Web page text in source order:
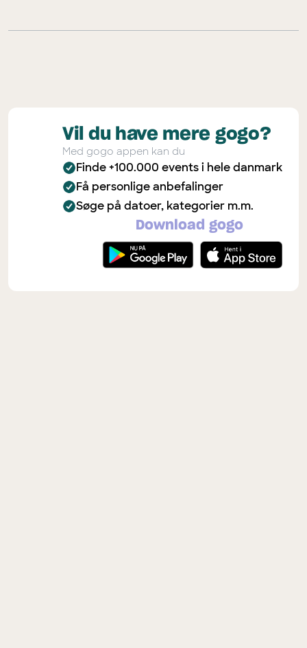
Vil du have mere gogo?
Med gogo appen kan du
Finde +100.000 events i hele danmark
Få personlige anbefalinger
Søge på datoer, kategorier m.m.
Download gogo